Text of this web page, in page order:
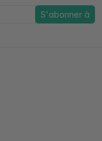
S'abonner à